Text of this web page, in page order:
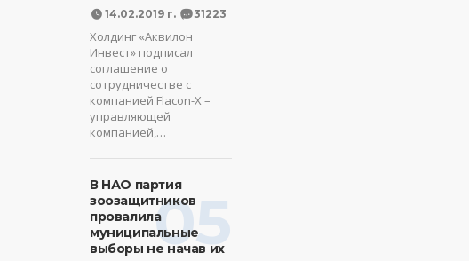
14.02.2019 г. 31223
Холдинг «Аквилон
Инвест» подписал
соглашение о
сотрудничестве с
компанией Flacon-X –
управляющей
компанией,…
05
В НАО партия
зоозащитников
провалила
муниципальные
выборы не начав их